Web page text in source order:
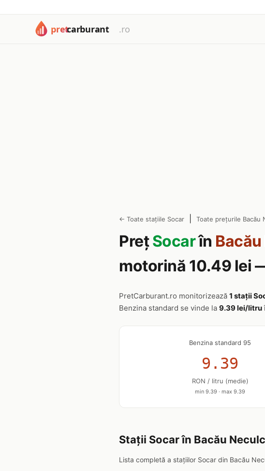
← Toate stațiile Socar Toate prețurile Bacău
PrețSocarîn
motorină 10.49 lei
PretCarburant.ro monitorizează 1 stații
Benzina standard se vinde la 9.39 lei/litru
Benzina standard 95
9.39
RON / litru (medie)
min 9.39 · max 9.39
Stații Socar în Bacău
Lista completă a stațiilor Socar din Bacău